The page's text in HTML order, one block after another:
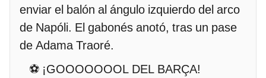
enviar el balón al ángulo izquierdo del arco
de Napóli. El gabonés anotó, tras un pase
de Adama Traoré.
⚽ ¡GOOOOOOOL DEL BARÇA!